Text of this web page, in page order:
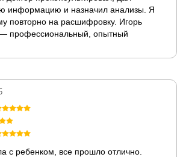
информацию и назначил анализы. Я
повторно на расшифровку. Игорь
профессиональный, опытный
с ребенком, все прошло отлично.